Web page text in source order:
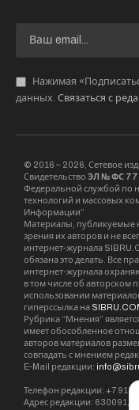
Нажимая
данных. Связаться с
© 2016 – 2026, Сетевое
Свидетельство ЭЛ № ФС 77
Федеральной службой по
технологий и массовых
Информации”
Материалы, публикуемые
зрения их авторов и не
интернет-журнала
обязана это делать. Все
интернет-журнала
в том числе об
использовании
гиперссылка на
Рубрика “Мнения”
имеет обособленное
авторов материалов
совпадать с мнением
E-Mail редакции:
Телефон редакции: +7 913
Адрес редакции: 630091,